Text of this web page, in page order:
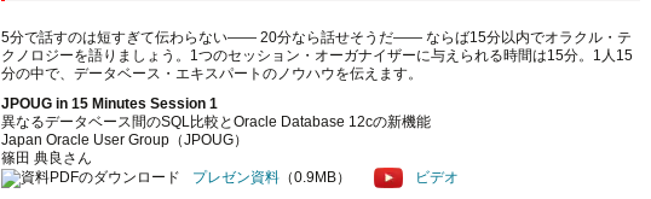
5分で話すのは短すぎて伝わらない―― 20分なら話せそうだ―― ならば15分以内でオラクル・テ
クノロジーを語りましょう。1つのセッション・オーガナイザーに与えられる時間は15分。1人15
分の中で、データベース・エキスパートのノウハウを伝えます。
JPOUG in 15 Minutes Session 1
異なるデータベース間のSQL比較とOracle Database 12cの新機能
Japan Oracle User Group（JPOUG）
篠田 典良さん
プレゼン資料 （0.9MB）
ビデオ